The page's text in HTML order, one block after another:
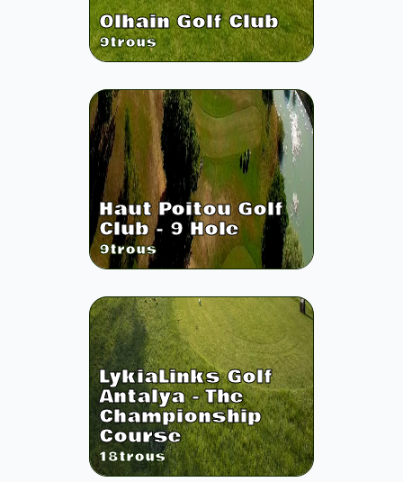
Olhain Golf Club
9trous
Haut Poitou Golf
Club - 9 Hole
9trous
LykiaLinks Golf
Antalya - The
Championship
Course
18trous